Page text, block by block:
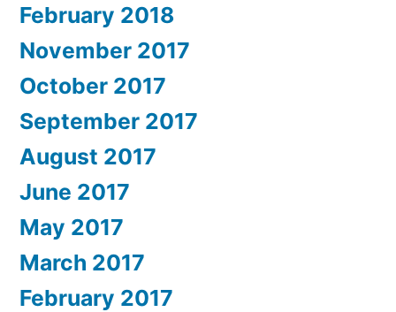
February 2018
November 2017
October 2017
September 2017
August 2017
June 2017
May 2017
March 2017
February 2017